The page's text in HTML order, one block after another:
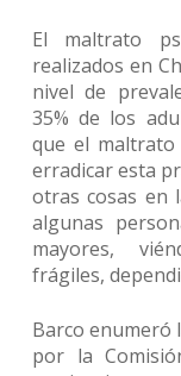
El maltrato
realizados en
nivel de
35% de los
que el maltrato
erradicar esta
otras cosas en
algunas
mayores,
frágiles,
Barco enumeró
por la